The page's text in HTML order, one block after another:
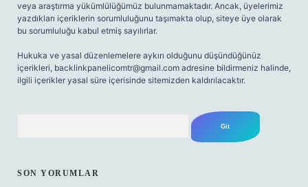
veya araştırma yükümlülüğümüz bulunmamaktadır. Ancak, üyelerimiz
yazdıkları içeriklerin sorumluluğunu taşımakta olup, siteye üye olarak
bu sorumluluğu kabul etmiş sayılırlar.
Hukuka ve yasal düzenlemelere aykırı olduğunu düşündüğünüz
içerikleri, backlinkpanelicomtr@gmail.com adresine bildirmeniz halinde,
ilgili içerikler yasal süre içerisinde sitemizden kaldırılacaktır.
SON YORUMLAR